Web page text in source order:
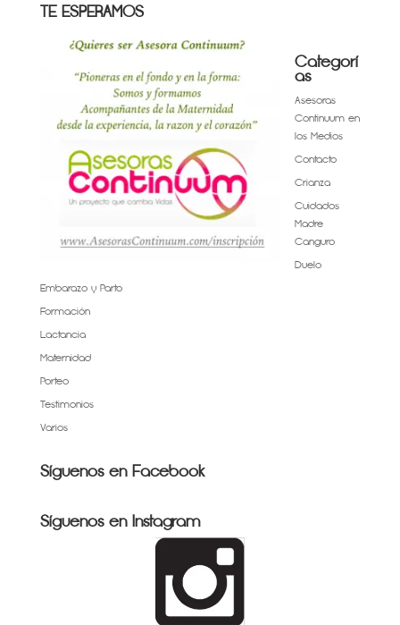
TE ESPERAMOS
Categorí
as
Asesoras
Continuum en
los Medios
Contacto
Crianza
Cuidados
Madre
Canguro
Duelo
Embarazo y Parto
Formación
Lactancia
Maternidad
Porteo
Testimonios
Varios
Síguenos en Facebook
Síguenos en Instagram